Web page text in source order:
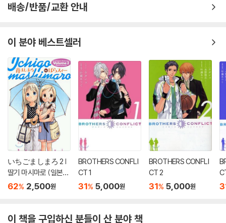
배송/반품/교환 안내
이 분야 베스트셀러
いちごましまろ 2 |
딸기 마시마로 (일본서
적)
62% 2,500원
BROTHERS CONFLI
CT 1
31% 5,000원
BROTHERS CONFLI
CT 2
31% 5,000원
이 책을 구입하신 분들이 산 분야 책